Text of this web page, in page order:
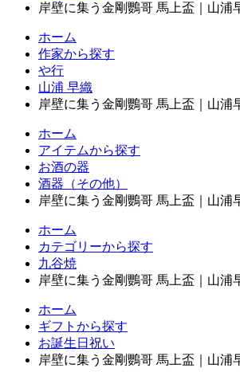
岸壁に集う金剛鸚哥 馬上盃｜山浦
ホーム
作家から探す
や行
山浦 早織
岸壁に集う金剛鸚哥 馬上盃｜山浦
ホーム
アイテムから探す
お酒の器
酒器（その他）
岸壁に集う金剛鸚哥 馬上盃｜山浦
ホーム
カテゴリーから探す
九谷焼
岸壁に集う金剛鸚哥 馬上盃｜山浦
ホーム
ギフトから探す
お誕生日祝い
岸壁に集う金剛鸚哥 馬上盃｜山浦